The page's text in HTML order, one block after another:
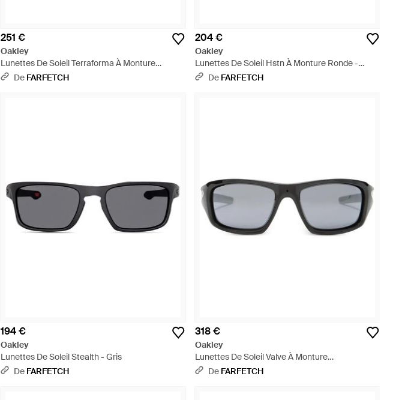
251 €
Oakley
Lunettes De Soleil Terraforma À Monture
Rectangulaire - Bleu
De FARFETCH
204 €
Oakley
Lunettes De Soleil Hstn À Monture Ronde -
Métallisé
De FARFETCH
194 €
Oakley
Lunettes De Soleil Stealth - Gris
De FARFETCH
318 €
Oakley
Lunettes De Soleil Valve À Monture
Rectangulaire - Gris
De FARFETCH